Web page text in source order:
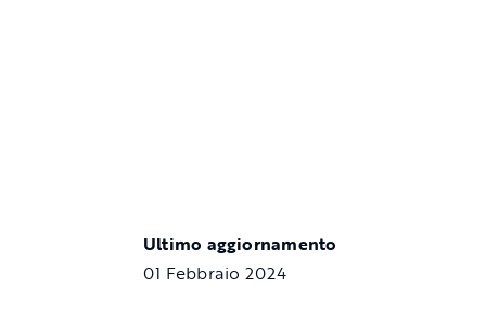
Ultimo aggiornamento
01 Febbraio 2024